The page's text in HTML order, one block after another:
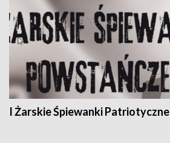
I Żarskie Śpiewanki Patriotyczne